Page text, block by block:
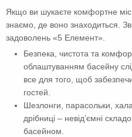
Якщо ви шукаєте комфортне
знаємо, де воно знаходиться.
задоволень «5 Елемент».
Безпека, чистота та
облаштуванням басейну
все для того, щоб
гостей.
Шезлонги, парасольки,
дрібниці – невід’ємні
басейном.